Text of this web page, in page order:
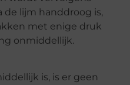
de lijm handdroog is,
met enige druk
onmiddellijk.
is, is er geen